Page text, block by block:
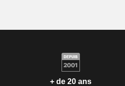
+ de 20 ans